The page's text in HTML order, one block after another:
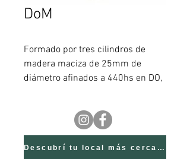
DoM
Formado por tres cilindros de
madera maciza de 25mm de
diámetro afinados a 440hs en DO,
algodón tejida. Formando el
acorde de DO Mayor. Incluye una
baqueta de madera.Edad
Descubrí tu local más cercano